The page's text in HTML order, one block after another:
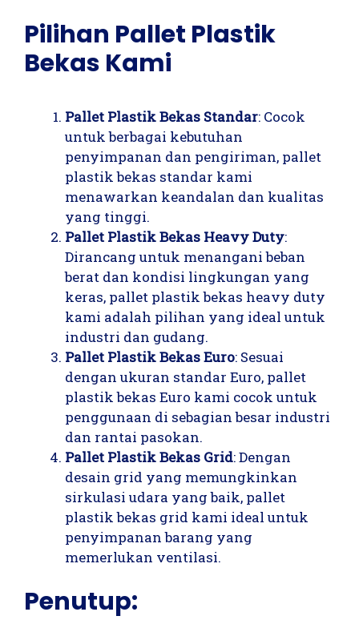
Pilihan Pallet Plastik
Bekas Kami
Pallet Plastik Bekas Standar: Cocok
untuk berbagai kebutuhan
penyimpanan dan pengiriman, pallet
plastik bekas standar kami
menawarkan keandalan dan kualitas
yang tinggi.
Pallet Plastik Bekas Heavy Duty:
Dirancang untuk menangani beban
berat dan kondisi lingkungan yang
keras, pallet plastik bekas heavy duty
kami adalah pilihan yang ideal untuk
industri dan gudang.
Pallet Plastik Bekas Euro: Sesuai
dengan ukuran standar Euro, pallet
plastik bekas Euro kami cocok untuk
penggunaan di sebagian besar industri
dan rantai pasokan.
Pallet Plastik Bekas Grid: Dengan
desain grid yang memungkinkan
sirkulasi udara yang baik, pallet
plastik bekas grid kami ideal untuk
penyimpanan barang yang
memerlukan ventilasi.
Penutup: